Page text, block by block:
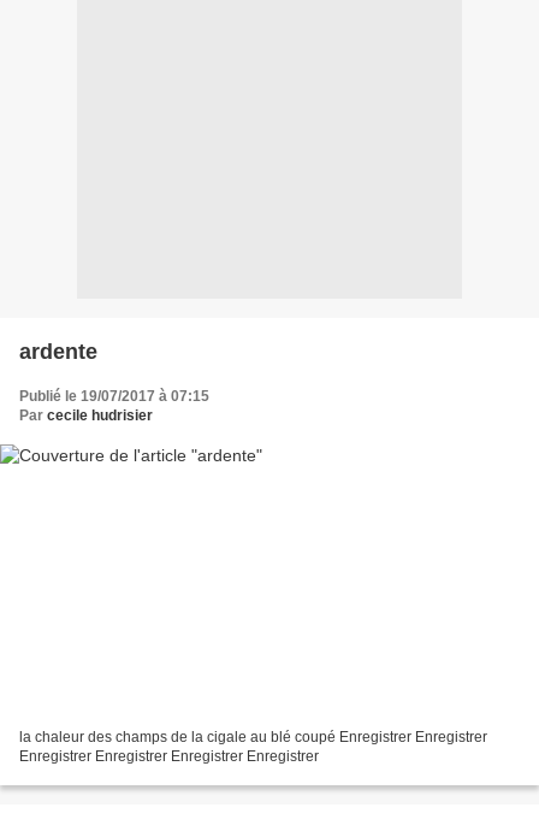
ardente
Publié le 19/07/2017 à 07:15
Par cecile hudrisier
la chaleur des champs de la cigale au blé coupé Enregistrer Enregistrer
Enregistrer Enregistrer Enregistrer Enregistrer